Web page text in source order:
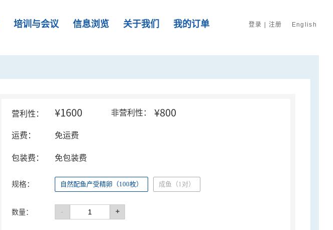
培训与会议 信息浏览 关于我们 我的订单 登录 | 注册 English
营利性： ¥1600 非营利性： ¥800
运费： 免运费
包装费： 免包装费
规格： 自然配鱼产受精卵（100枚） 成鱼（1对）
数量： - +